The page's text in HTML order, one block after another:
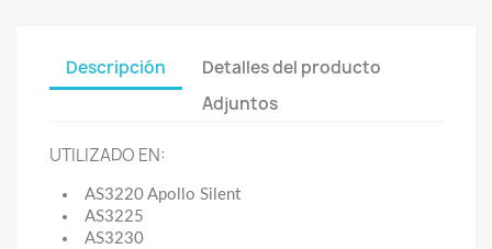
Descripción
Detalles del producto
Adjuntos
UTILIZADO EN:
AS3220 Apollo Silent
AS3225
AS3230